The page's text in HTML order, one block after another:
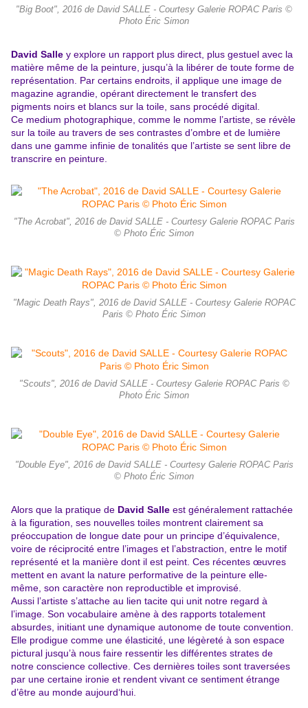
"Big Boot", 2016 de David SALLE - Courtesy Galerie ROPAC Paris ©
Photo Éric Simon
David Salle y explore un rapport plus direct, plus gestuel avec la
matière même de la peinture, jusqu’à la libérer de toute forme de
représentation. Par certains endroits, il applique une image de
magazine agrandie, opérant directement le transfert des
pigments noirs et blancs sur la toile, sans procédé digital.
Ce medium photographique, comme le nomme l’artiste, se révèle
sur la toile au travers de ses contrastes d’ombre et de lumière
dans une gamme infinie de tonalités que l’artiste se sent libre de
transcrire en peinture.
"The Acrobat", 2016 de David SALLE - Courtesy Galerie ROPAC Paris
© Photo Éric Simon
"Magic Death Rays", 2016 de David SALLE - Courtesy Galerie ROPAC
Paris © Photo Éric Simon
"Scouts", 2016 de David SALLE - Courtesy Galerie ROPAC Paris ©
Photo Éric Simon
"Double Eye", 2016 de David SALLE - Courtesy Galerie ROPAC Paris
© Photo Éric Simon
Alors que la pratique de David Salle est généralement rattachée
à la figuration, ses nouvelles toiles montrent clairement sa
préoccupation de longue date pour un principe d’équivalence,
voire de réciprocité entre l’images et l’abstraction, entre le motif
représenté et la manière dont il est peint. Ces récentes œuvres
mettent en avant la nature performative de la peinture elle-
même, son caractère non reproductible et improvisé.
Aussi l’artiste s’attache au lien tacite qui unit notre regard à
l’image. Son vocabulaire amène à des rapports totalement
absurdes, initiant une dynamique autonome de toute convention.
Elle prodigue comme une élasticité, une légèreté à son espace
pictural jusqu’à nous faire ressentir les différentes strates de
notre conscience collective. Ces dernières toiles sont traversées
par une certaine ironie et rendent vivant ce sentiment étrange
d’être au monde aujourd‘hui.